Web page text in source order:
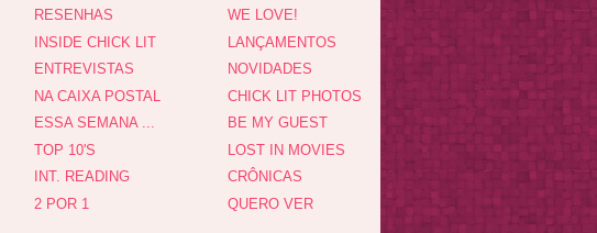
RESENHAS
INSIDE CHICK LIT
ENTREVISTAS
NA CAIXA POSTAL
ESSA SEMANA ...
TOP 10'S
INT. READING
2 POR 1
WE LOVE!
LANÇAMENTOS
NOVIDADES
CHICK LIT PHOTOS
BE MY GUEST
LOST IN MOVIES
CRÔNICAS
QUERO VER